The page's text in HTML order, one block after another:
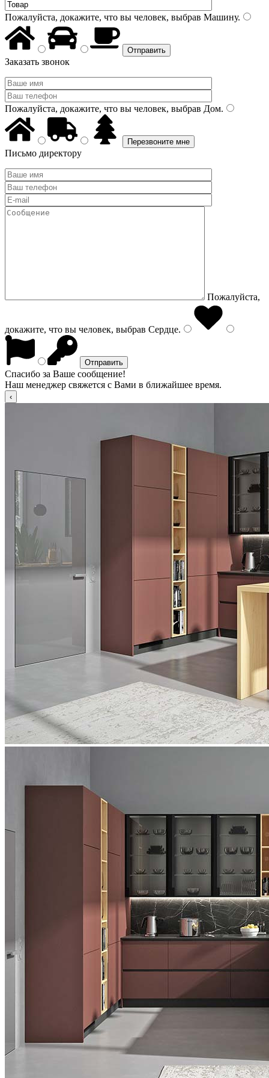
Пожалуйста, докажите, что вы человек, выбрав Машину.
Заказать звонок
Пожалуйста, докажите, что вы человек, выбрав Дом.
Письмо директору
Пожалуйста,
докажите, что вы человек, выбрав Сердце.
Спасибо за Ваше сообщение!
Наш менеджер свяжется с Вами в ближайшее время.